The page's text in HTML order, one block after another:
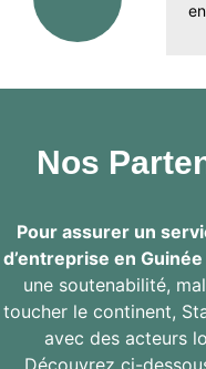
Nos
Pour assurer un
d’entreprise en
une soutenabilité,
toucher le continent,
avec des acteurs